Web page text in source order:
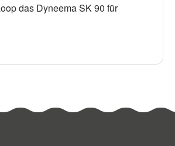
das Dyneema SK 90 für